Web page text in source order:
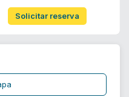
Solicitar reserva